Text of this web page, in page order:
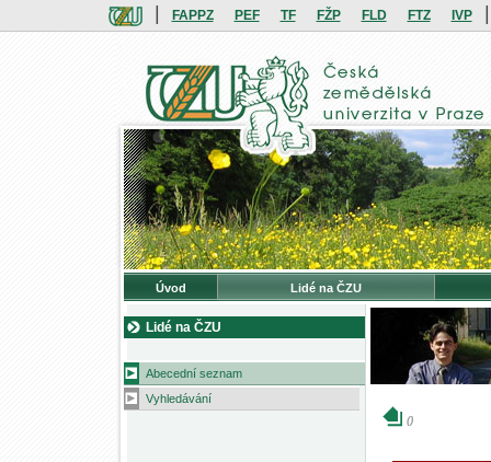
FAPPZ PEF TF FŽP FLD FTZ IVP
Úvod Lidé na ČZU
Lidé na ČZU
Abecední seznam
Vyhledávání
()